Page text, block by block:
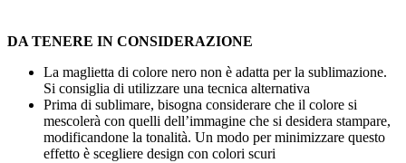
DA TENERE IN CONSIDERAZIONE
La maglietta di colore nero non è adatta per la sublimazione.
Si consiglia di utilizzare una tecnica alternativa
Prima di sublimare, bisogna considerare che il colore si
mescolerà con quelli dell’immagine che si desidera stampare,
modificandone la tonalità. Un modo per minimizzare questo
effetto è scegliere design con colori scuri